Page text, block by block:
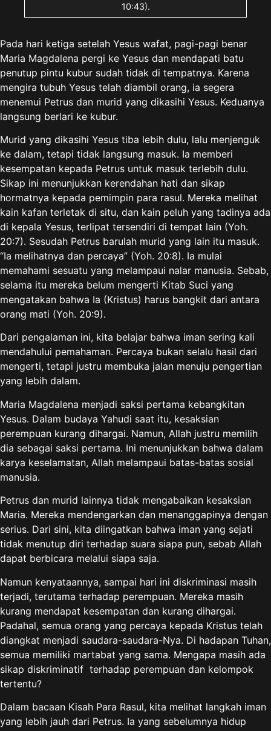
10:43).
Pada hari ketiga setelah Yesus wafat, pagi-pagi benar
Maria Magdalena pergi ke Yesus dan mendapati batu
penutup pintu kubur sudah tidak di tempatnya. Karena
mengira tubuh Yesus telah diambil orang, ia segera
menemui Petrus dan murid yang dikasihi Yesus. Keduanya
langsung berlari ke kubur.
Murid yang dikasihi Yesus tiba lebih dulu, lalu menjenguk
ke dalam, tetapi tidak langsung masuk. Ia memberi
kesempatan kepada Petrus untuk masuk terlebih dulu.
Sikap ini menunjukkan kerendahan hati dan sikap
hormatnya kepada pemimpin para rasul. Mereka melihat
kain kafan terletak di situ, dan kain peluh yang tadinya ada
di kepala Yesus, terlipat tersendiri di tempat lain (Yoh.
20:7). Sesudah Petrus barulah murid yang lain itu masuk.
“Ia melihatnya dan percaya” (Yoh. 20:8). Ia mulai
memahami sesuatu yang melampaui nalar manusia. Sebab,
selama itu mereka belum mengerti Kitab Suci yang
mengatakan bahwa Ia (Kristus) harus bangkit dari antara
orang mati (Yoh. 20:9).
Dari pengalaman ini, kita belajar bahwa iman sering kali
mendahului pemahaman. Percaya bukan selalu hasil dari
mengerti, tetapi justru membuka jalan menuju pengertian
yang lebih dalam.
Maria Magdalena menjadi saksi pertama kebangkitan
Yesus. Dalam budaya Yahudi saat itu, kesaksian
perempuan kurang dihargai. Namun, Allah justru memilih
dia sebagai saksi pertama. Ini menunjukkan bahwa dalam
karya keselamatan, Allah melampaui batas-batas sosial
manusia.
Petrus dan murid lainnya tidak mengabaikan kesaksian
Maria. Mereka mendengarkan dan menanggapinya dengan
serius. Dari sini, kita diingatkan bahwa iman yang sejati
tidak menutup diri terhadap suara siapa pun, sebab Allah
dapat berbicara melalui siapa saja.
Namun kenyataannya, sampai hari ini diskriminasi masih
terjadi, terutama terhadap perempuan. Mereka masih
kurang mendapat kesempatan dan kurang dihargai.
Padahal, semua orang yang percaya kepada Kristus telah
diangkat menjadi saudara-saudara-Nya. Di hadapan Tuhan,
semua memiliki martabat yang sama. Mengapa masih ada
sikap diskriminatif terhadap perempuan dan kelompok
tertentu?
Dalam bacaan Kisah Para Rasul, kita melihat langkah iman
yang lebih jauh dari Petrus. Ia yang sebelumnya hidup